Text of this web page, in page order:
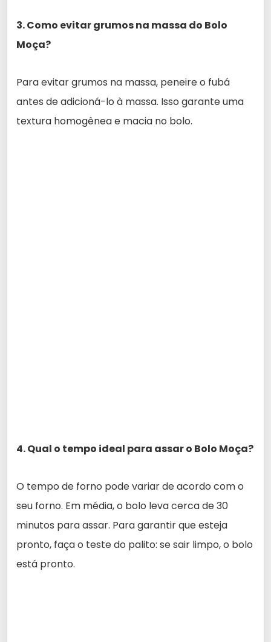
3. Como evitar grumos na massa do Bolo
Moça?
Para evitar grumos na massa, peneire o fubá
antes de adicioná-lo à massa. Isso garante uma
textura homogênea e macia no bolo.
4. Qual o tempo ideal para assar o Bolo Moça?
O tempo de forno pode variar de acordo com o
seu forno. Em média, o bolo leva cerca de 30
minutos para assar. Para garantir que esteja
pronto, faça o teste do palito: se sair limpo, o bolo
está pronto.